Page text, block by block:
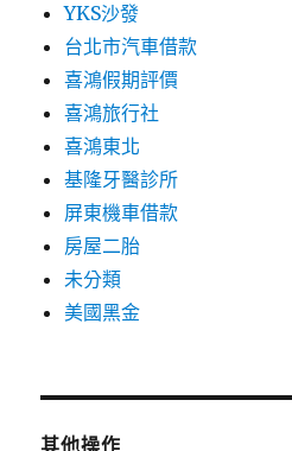
YKS沙發
台北市汽車借款
喜鴻假期評價
喜鴻旅行社
喜鴻東北
基隆牙醫診所
屏東機車借款
房屋二胎
未分類
美國黑金
其他操作